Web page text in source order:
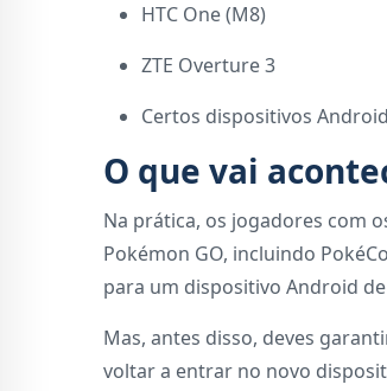
HTC One (M8)
ZTE Overture 3
Certos dispositivos
O que vai
Na prática, os jogadores com
Pokémon GO, incluindo
para um dispositivo Android
Mas, antes disso, deves
voltar a entrar no novo